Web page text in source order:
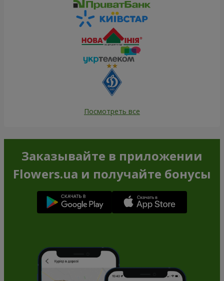
Посмотреть все
Заказывайте в приложении
Flowers.ua и получайте бонусы